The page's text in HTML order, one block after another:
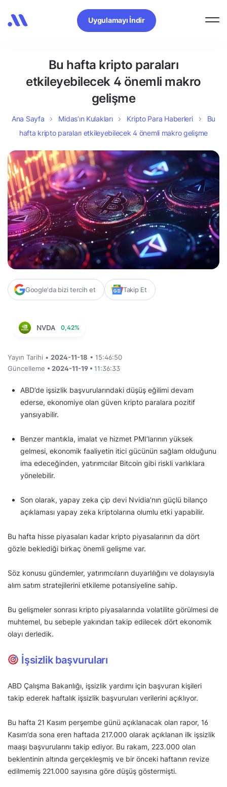
Uygulamayı İndir
Bu hafta kripto paraları
etkileyebilecek 4 önemli makro
gelişme
Ana Sayfa Midas’ın Kulakları Kripto Para Haberleri
Bu
hafta kripto paraları etkileyebilecek 4 önemli makro gelişme
Google'da bizi tercih et Takip Et
NVDA 0,42%
Yayın Tarihi • 2024-11-18 • 15:46:50
Güncelleme • 2024-11-19 • 11:36:33
ABD’de işsizlik başvurularındaki düşüş eğilimi devam
ederse, ekonomiye olan güven kripto paralara pozitif
yansıyabilir.
Benzer mantıkla, imalat ve hizmet PMI’larının yüksek
gelmesi, ekonomik faaliyetin itici gücünün sağlam olduğunu
ima edeceğinden, yatırımcılar Bitcoin gibi riskli varlıklara
yönelebilir.
Son olarak, yapay zeka çip devi Nvidia’nın güçlü bilanço
açıklaması yapay zeka kriptolarına olumlu etki yapabilir.
Bu hafta hisse piyasaları kadar kripto piyasalarının da dört
gözle beklediği birkaç önemli gelişme var.
Söz konusu gündemler, yatırımcıların duyarlılığını ve dolayısıyla
alım satım stratejilerini etkileme potansiyeline sahip.
Bu gelişmeler sonrası kripto piyasalarında volatilite görülmesi de
muhtemel, bu sebeple yakından takip edilecek dört ekonomik
olayı derledik.
İşsizlik başvuruları
ABD Çalışma Bakanlığı, işsizlik yardımı için başvuran kişileri
takip ederek haftalık işsizlik başvuruları verilerini açıklıyor.
Bu hafta 21 Kasım perşembe günü açıklanacak olan rapor, 16
Kasım’da sona eren haftada 217.000 olarak açıklanan ilk işsizlik
maaşı başvurularını takip ediyor. Bu rakam, 223.000 olan
beklentinin altında gerçekleşmiş ve bir önceki haftanın revize
edilmemiş 221.000 sayısına göre düşüş göstermişti.